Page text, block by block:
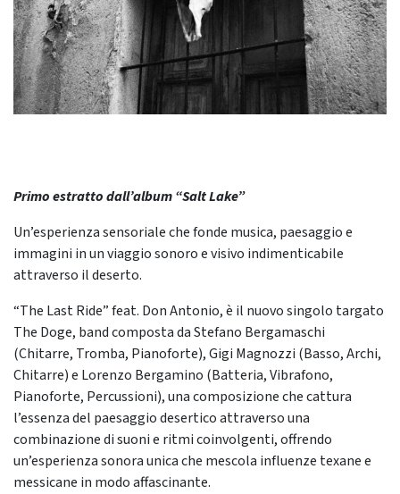
Primo estratto dall’album “Salt Lake”
Un’esperienza sensoriale che fonde musica, paesaggio e
immagini in un viaggio sonoro e visivo indimenticabile
attraverso il deserto.
“The Last Ride” feat. Don Antonio, è il nuovo singolo targato
The Doge, band composta da Stefano Bergamaschi
(Chitarre, Tromba, Pianoforte), Gigi Magnozzi (Basso, Archi,
Chitarre) e Lorenzo Bergamino (Batteria, Vibrafono,
Pianoforte, Percussioni), una composizione che cattura
l’essenza del paesaggio desertico attraverso una
combinazione di suoni e ritmi coinvolgenti, offrendo
un’esperienza sonora unica che mescola influenze texane e
messicane in modo affascinante.